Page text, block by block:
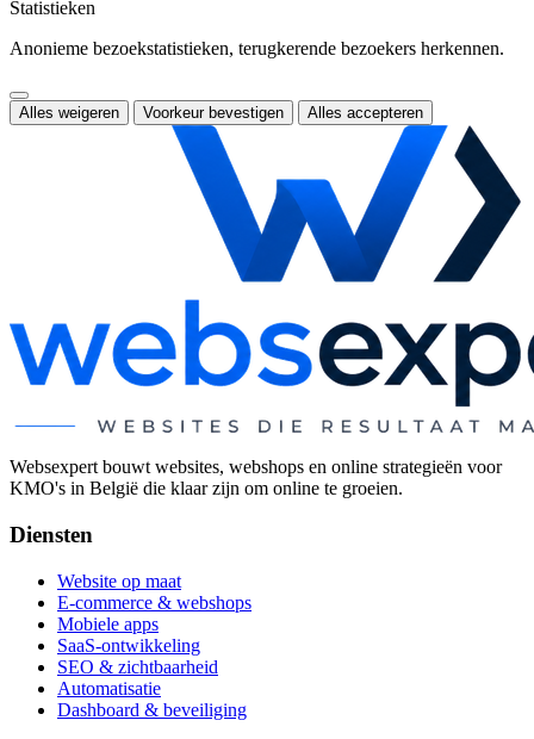
Statistieken
Anonieme bezoekstatistieken, terugkerende bezoekers herkennen.
Alles weigeren Voorkeur bevestigen Alles accepteren
Websexpert bouwt websites, webshops en online strategieën voor
KMO's in België die klaar zijn om online te groeien.
Diensten
Website op maat
E-commerce & webshops
Mobiele apps
SaaS-ontwikkeling
SEO & zichtbaarheid
Automatisatie
Dashboard & beveiliging